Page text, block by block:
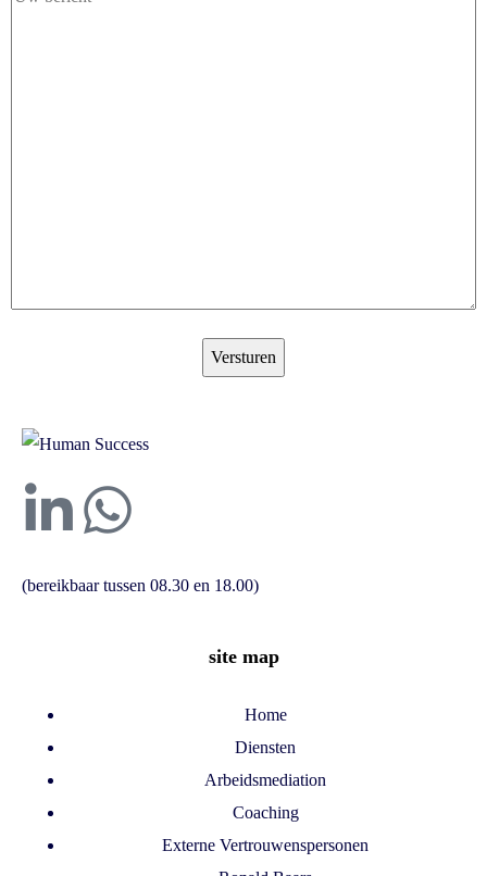
(bereikbaar tussen 08.30 en 18.00)
site map
Home
Diensten
Arbeidsmediation
Coaching
Externe Vertrouwenspersonen